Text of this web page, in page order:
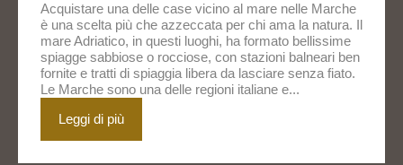
Acquistare una delle case vicino al mare nelle Marche
è una scelta più che azzeccata per chi ama la natura. Il
mare Adriatico, in questi luoghi, ha formato bellissime
spiagge sabbiose o rocciose, con stazioni balneari ben
fornite e tratti di spiaggia libera da lasciare senza fiato.
Le Marche sono una delle regioni italiane e...
Leggi di più